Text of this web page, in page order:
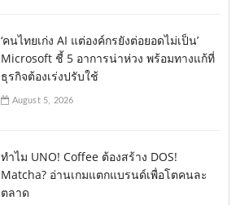
‘คนไทยเก่ง AI แต่องค์กรยังต่อยอดไม่เป็น’
Microsoft ชี้ 5 อาการน่าห่วง พร้อมทางแก้ที่
ธุรกิจต้องเร่งปรับใช้
August 5, 2026
ทำไม UNO! Coffee ต้องสร้าง DOS!
Matcha? อ่านเกมแตกแบรนด์เพื่อโตคนละ
ตลาด